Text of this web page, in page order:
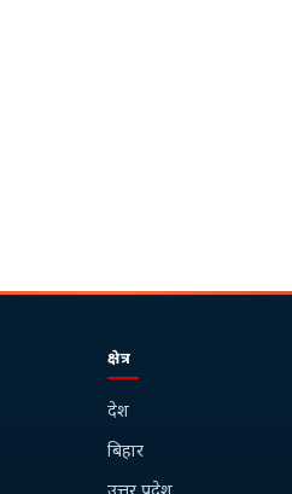
क्षेत्र
देश
बिहार